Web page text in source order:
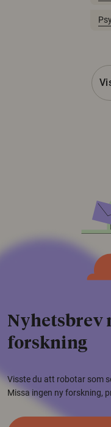
Nyhetsbrev
forskning
Visste du att robotar som
Missa ingen ny forskning,